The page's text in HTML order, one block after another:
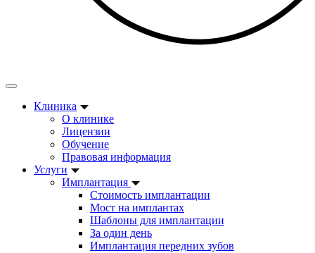
Клиника
О клинике
Лицензии
Обучение
Правовая информация
Услуги
Имплантация
Стоимость имплантации
Мост на имплантах
Шаблоны для имплантации
За один день
Имплантация передних зубов